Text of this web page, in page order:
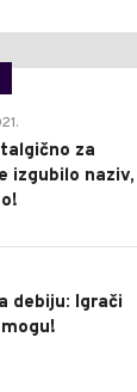
za
izgubilo naziv,
debiju: Igrači